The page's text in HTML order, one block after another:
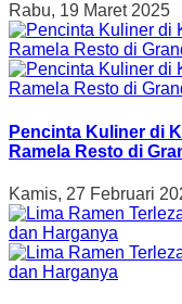
Rabu, 19 Maret 2025
Pencinta Kuliner di
Ramela Resto di
Kamis, 27 Februari